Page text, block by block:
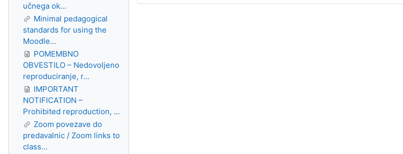
učnega ok...
Minimal pedagogical
standards for using the
Moodle...
POMEMBNO
OBVESTILO – Nedovoljeno
reproduciranje, r...
IMPORTANT
NOTIFICATION –
Prohibited reproduction, ...
Zoom povezave do
predavalnic / Zoom links to
class...